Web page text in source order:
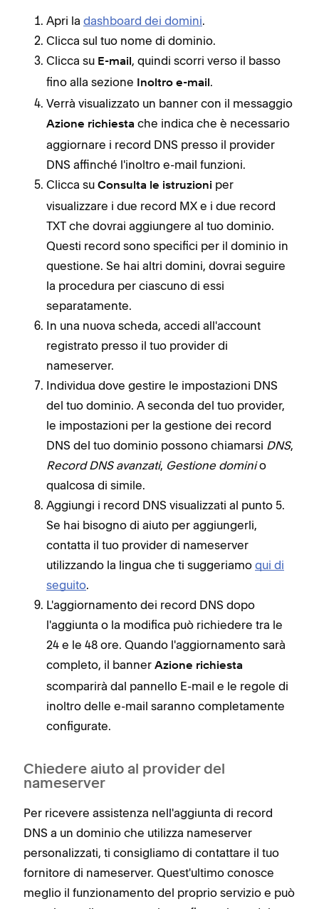
Apri la dashboard dei domini.
Clicca sul tuo nome di dominio.
Clicca su E-mail , quindi scorri verso il basso
fino alla sezione
Inoltro e-mail .
Verrà visualizzato un banner con il messaggio
Azione richiesta che indica che è necessario
aggiornare i record DNS presso il provider
DNS affinché l'inoltro e-mail funzioni.
Clicca su Consulta le istruzioni per
visualizzare i due record MX e i due record
TXT che dovrai aggiungere al tuo dominio.
Questi record sono specifici per il dominio in
questione. Se hai altri domini, dovrai seguire
la procedura per ciascuno di essi
separatamente.
In una nuova scheda, accedi all'account
registrato presso il tuo provider di
nameserver.
Individua dove gestire le impostazioni DNS
del tuo dominio. A seconda del tuo provider,
le impostazioni per la gestione dei record
DNS del tuo dominio possono chiamarsi DNS,
Record DNS avanzati, Gestione dominio
qualcosa di simile.
Aggiungi i record DNS visualizzati al punto 5.
Se hai bisogno di aiuto per aggiungerli,
contatta il tuo provider di nameserver
utilizzando la lingua che ti suggeriamo qui di
seguito.
L'aggiornamento dei record DNS dopo
l'aggiunta o la modifica può richiedere tra le
24 e le 48 ore. Quando l'aggiornamento sarà
completo, il banner Azione richiesta
scomparirà dal pannello E-mail e le regole di
inoltro delle e-mail saranno completamente
configurate.
Chiedere aiuto al provider del
nameserver
Per ricevere assistenza nell'aggiunta di record
DNS a un dominio che utilizza nameserver
personalizzati, ti consigliamo di contattare il tuo
fornitore di nameserver. Quest'ultimo conosce
meglio il funzionamento del proprio servizio e può